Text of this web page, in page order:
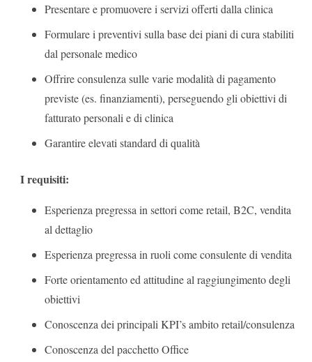
Presentare e promuovere i servizi offerti dalla clinica
Formulare i preventivi sulla base dei piani di cura stabiliti
dal personale medico
Offrire consulenza sulle varie modalità di pagamento
previste (es. finanziamenti), perseguendo gli obiettivi di
fatturato personali e di clinica
Garantire elevati standard di qualità
I requisiti:
Esperienza pregressa in settori come retail, B2C, vendita
al dettaglio
Esperienza pregressa in ruoli come consulente di vendita
Forte orientamento ed attitudine al raggiungimento degli
obiettivi
Conoscenza dei principali KPI’s ambito retail/consulenza
Conoscenza del pacchetto Office